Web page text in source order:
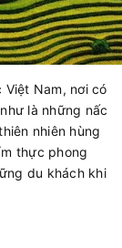
Việt Nam, nơi có
là những nấc
nhiên hùng
thực phong
du khách khi